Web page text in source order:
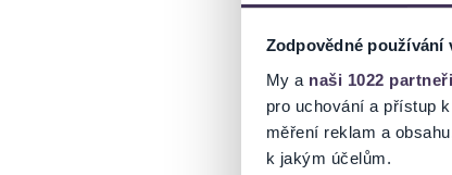
Zodpovědné používání
My a naši 1022 partneři
pro uchování a přístup
měření reklam a
k jakým účelům.